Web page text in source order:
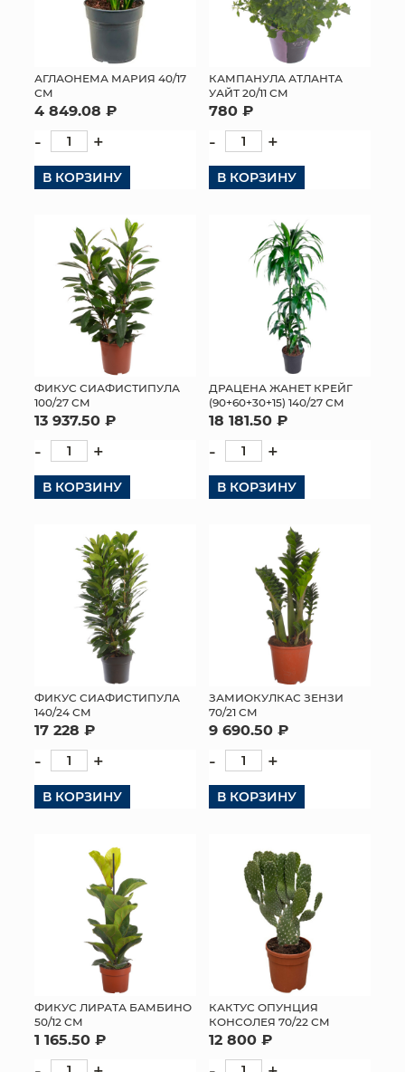
АГЛАОНЕМА МАРИЯ 40/17
СМ
4 849.08 ₽
- +
В КОРЗИНУ
КАМПАНУЛА АТЛАНТА
УАЙТ 20/11 СМ
780 ₽
- +
В КОРЗИНУ
ФИКУС СИАФИСТИПУЛА
100/27 СМ
13 937.50 ₽
- +
В КОРЗИНУ
ДРАЦЕНА ЖАНЕТ КРЕЙГ
(90+60+30+15) 140/27 СМ
18 181.50 ₽
- +
В КОРЗИНУ
ФИКУС СИАФИСТИПУЛА
140/24 СМ
17 228 ₽
- +
В КОРЗИНУ
ЗАМИОКУЛКАС ЗЕНЗИ
70/21 СМ
9 690.50 ₽
- +
В КОРЗИНУ
ФИКУС ЛИРАТА БАМБИНО
50/12 СМ
1 165.50 ₽
КАКТУС ОПУНЦИЯ
КОНСОЛЕЯ 70/22 СМ
12 800 ₽